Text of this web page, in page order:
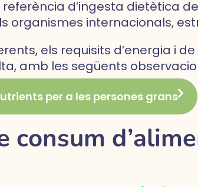
d’ingesta dietètica
organismes internacionals,
els requisits d’energia i
amb les següents
per a les persones grans
consum